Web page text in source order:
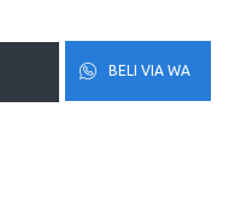
BELI VIA WA